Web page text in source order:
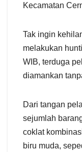
Kecamatan
Tak ingin
melakukan
WIB, terduga
diamankan
Dari tangan
sejumlah
coklat
biru muda,